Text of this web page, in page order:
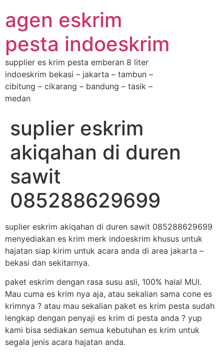
agen eskrim
pesta indoeskrim
supplier es krim pesta emberan 8 liter
indoeskrim bekasi – jakarta – tambun –
cibitung – cikarang – bandung – tasik –
medan
suplier eskrim
akiqahan di duren
sawit
085288629699
suplier eskrim akiqahan di duren sawit 085288629699
menyediakan es krim merk indoeskrim khusus untuk
hajatan siap kirim untuk acara anda di area jakarta –
bekasi dan sekitarnya.
paket eskrim dengan rasa susu asli, 100% halal MUI.
Mau cuma es krim nya aja, atau sekalian sama cone es
krimnya ? atau mau sekalian paket es krim pesta sudah
lengkap dengan penyaji es krim di pesta anda ? yup
kami bisa sediakan semua kebutuhan es krim untuk
segala jenis acara hajatan anda.